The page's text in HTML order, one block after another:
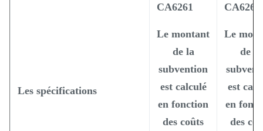
Les spécifications
CA6261
Le montant
de la
subvention
est calculé
en fonction
des coûts
CA6266
Le
de la
est
en
des